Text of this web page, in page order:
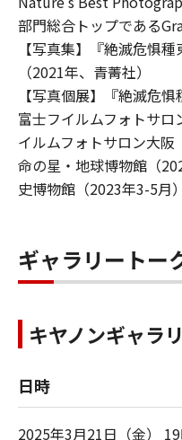
部門総合トップである
【写真集】『絶滅危惧
（2021年、青菁社）
【写真個展】『絶滅危
富士フイルムフォトサ
イルムフォトサロン大
命の星・地球博物館（
史博物館（2023年3-5月）
ギャラリートー
キヤノンギャラ
日時
2025年3月21日（金）